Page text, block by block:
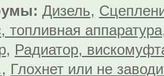
Дизель,
топливная аппаратура
, Радиатор,
, Глохнет или не